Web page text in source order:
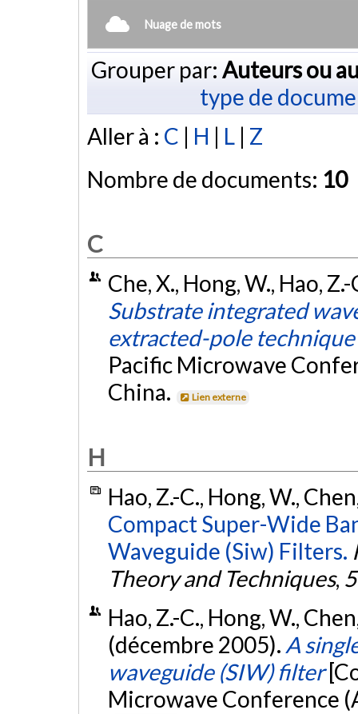
Nuage de mots
Grouper par: Auteurs ou
type de
Aller à : C | H | L | Z
Nombre de documents: 10
C
Che, X., Hong, W., Hao,
Substrate integrated
extracted-pole technique
Pacific Microwave
China.
Lien externe
H
Hao, Z.-C., Hong, W.,
Compact Super-Wide
Waveguide (Siw) Filters.
Theory and Techniques,
Hao, Z.-C., Hong, W.,
(décembre 2005). A
waveguide (SIW) filter
Microwave Conference